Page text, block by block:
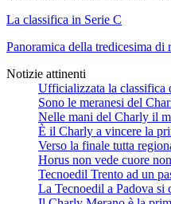
La classifica in Serie C
Panoramica della tredicesima di
Notizie attinenti
Ufficializzata la classifica
Sono le meranesi del
Nelle mani del Charly il
È il Charly a vincere la
Verso la finale tutta
Horus non vede cuore
Tecnoedil Trento ad un
La Tecnoedil a Padova si